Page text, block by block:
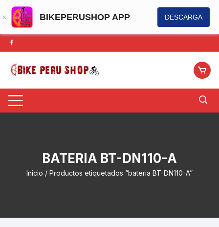
BIKEPERUSHOP APP DESCARGA
Saltar
al
contenido
BATERIA BT-DN110-A
Inicio / Productos etiquetados “bateria BT-DN110-A”